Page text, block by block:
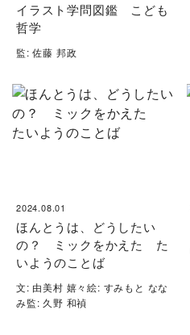
イラスト学問図鑑 こども
哲学
監: 佐藤 邦政
2024.08.01
ほんとうは、どうしたい
の？ ミックをかえた た
いようのことば
文: 由美村 嬉々絵: すみもと なな
み監: 久野 和禎